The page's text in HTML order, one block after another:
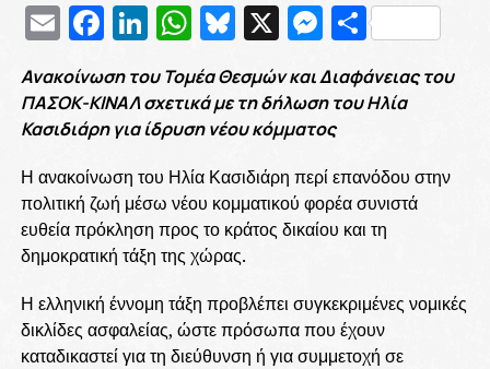
EmailFacebook
LinkedIn
WhatsApp
Bluesky
X
Ανακοίνωση του Τομέα Θεσμών και Διαφάνειας του
ΠΑΣΟΚ-ΚΙΝΑΛ σχετικά με τη δήλωση του Ηλία
Κασιδιάρη για ίδρυση νέου κόμματος
Η ανακοίνωση του Ηλία Κασιδιάρη περί επανόδου στην
πολιτική ζωή μέσω νέου κομματικού φορέα συνιστά
ευθεία πρόκληση προς το κράτος δικαίου και τη
δημοκρατική τάξη της χώρας.
Η ελληνική έννομη τάξη προβλέπει συγκεκριμένες νομικές
δικλίδες ασφαλείας, ώστε πρόσωπα που έχουν
καταδικαστεί για τη διεύθυνση ή για συμμετοχή σε